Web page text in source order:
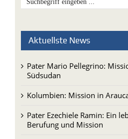
Aktuellste News
Pater Mario Pellegrino:
Südsudan
Kolumbien: Mission in
Pater Ezechiele Ramin: Ein
Berufung und Mission